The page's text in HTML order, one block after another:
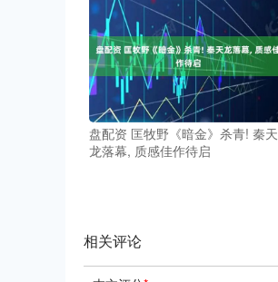
盘配资 匡牧野《暗金》杀青! 秦天
龙落幕, 质感佳作待启
相关评论